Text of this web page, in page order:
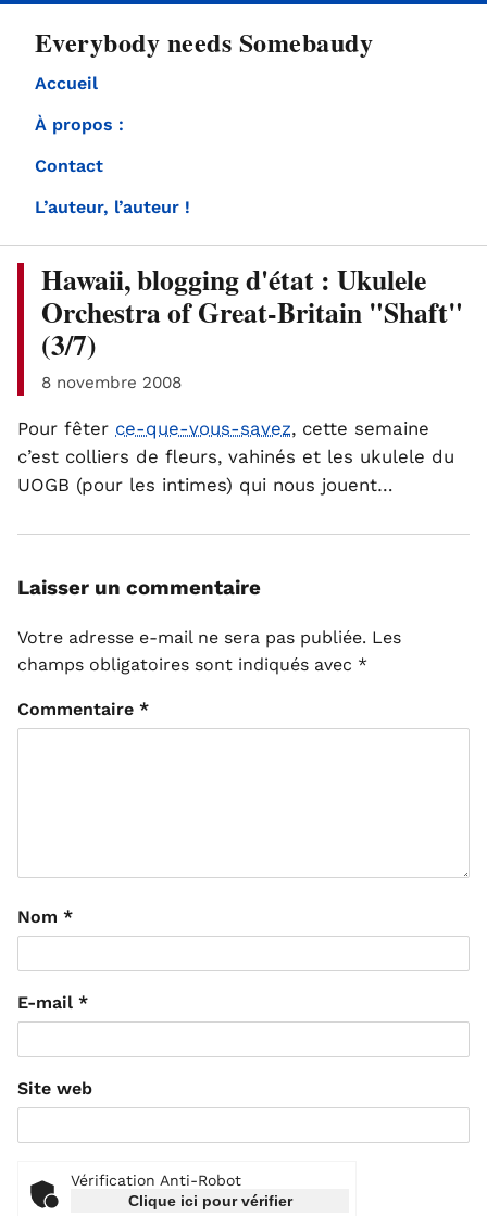
Everybody needs Somebaudy
Accueil
À propos :
Contact
L’auteur, l’auteur !
Hawaii, blogging d'état : Ukulele
Orchestra of Great-Britain "Shaft"
(3/7)
8 novembre 2008
Pour fêter ce-que-vous-savez, cette semaine
c’est colliers de fleurs, vahinés et les ukulele du
UOGB (pour les intimes) qui nous jouent…
Laisser un commentaire
Votre adresse e-mail ne sera pas publiée. Les
champs obligatoires sont indiqués avec *
Commentaire *
Nom *
E-mail *
Site web
Vérification Anti-Robot
Clique ici pour vérifier